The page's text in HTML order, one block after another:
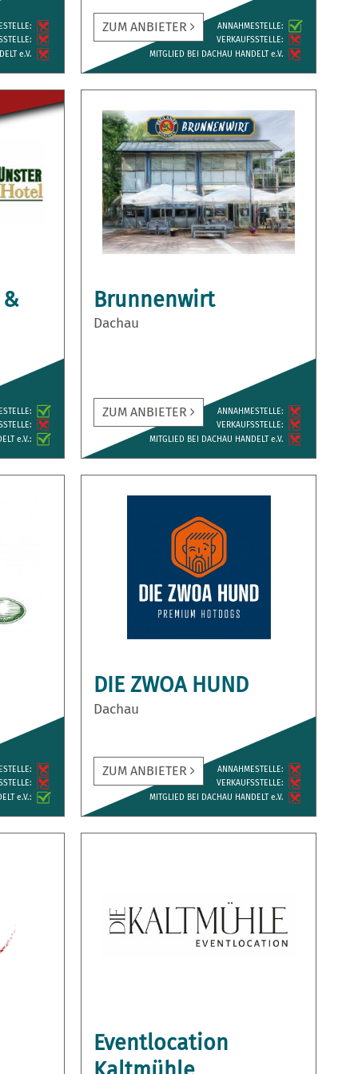
e.V.
ZUM ANBIETER
ANNAH­MESTELLE:
VERKAUFS­STELLE:
MITGLIED BEI DACHAU HANDELT e.V.
e.V.:
Brunnenwirt
Dachau
ZUM ANBIETER
ANNAH­MESTELLE:
VERKAUFS­STELLE:
MITGLIED BEI DACHAU HANDELT e.V.
e.V.:
DIE ZWOA HUND
Dachau
ZUM ANBIETER
ANNAH­MESTELLE:
VERKAUFS­STELLE:
MITGLIED BEI DACHAU HANDELT e.V.
Eventlocation